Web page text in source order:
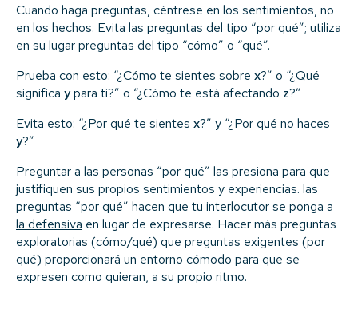
Cuando haga preguntas, céntrese en los sentimientos, no
en los hechos. Evita las preguntas del tipo “por qué”; utiliza
en su lugar preguntas del tipo “cómo” o “qué”.
Prueba con esto: “¿Cómo te sientes sobre x?” o “¿Qué
significa ypara ti?” o “¿Cómo te está afectando z?”
Evita esto: “¿Por qué te sientes x?” y “¿Por qué no haces
y?”
Preguntar a las personas “por qué” las presiona para que
justifiquen sus propios sentimientos y experiencias. las
preguntas “por qué” hacen que tu interlocutorse ponga a
la defensiva en lugar de expresarse. Hacer más preguntas
exploratorias (cómo/qué) que preguntas exigentes (por
qué) proporcionará un entorno cómodo para que se
expresen como quieran, a su propio ritmo.